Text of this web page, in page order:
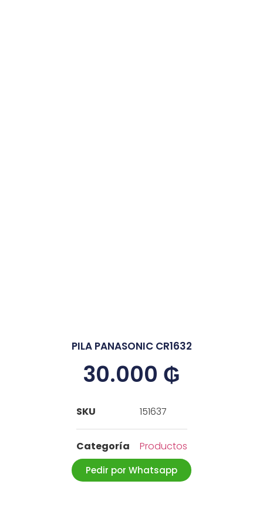
PILA PANASONIC CR1632
30.000 ₲
SKU 151637
Categoría Productos
Pedir por Whatsapp